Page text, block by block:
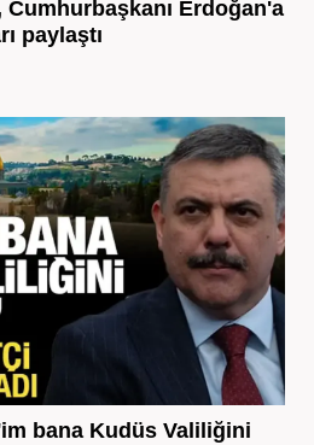
Cumhurbaşkanı Erdoğan'a
paylaştı
bana Kudüs Valiliğini